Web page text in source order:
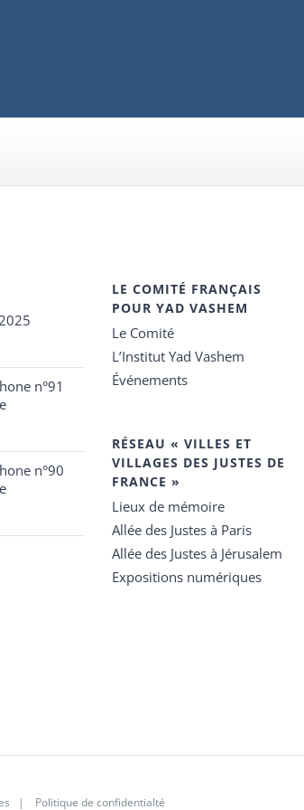
n°91
n°90
LE COMITÉ FRANÇAIS
POUR YAD VASHEM
Le Comité
L’Institut Yad Vashem
Événements
RÉSEAU « VILLES ET
VILLAGES DES JUSTES DE
FRANCE »
Lieux de mémoire
Allée des Justes à Paris
Allée des Justes à Jérusalem
Expositions numériques
| Politique de confidentialté